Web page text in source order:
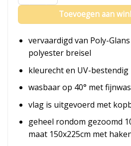
Toevoegen aan
vervaardigd van Poly-
polyester breisel
kleurecht en UV-bestendig
wasbaar op 40° met
vlag is uitgevoerd met
geheel rondom gezoomd
maat 150x225cm met